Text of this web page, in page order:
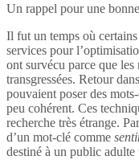
Un rappel pour une
Il fut un temps où
services pour
ont survécu parce que
transgressées. Retour
pouvaient poser des
peu cohérent. Ces
recherche très étrange.
d’un mot-clé comme
destiné à un public adulte